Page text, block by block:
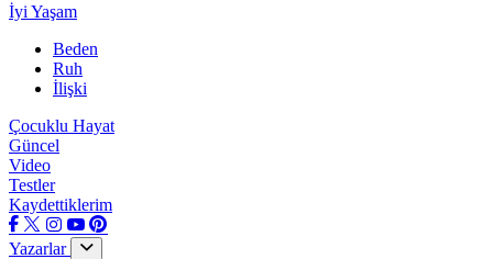
İyi Yaşam
Beden
Ruh
İlişki
Çocuklu Hayat
Güncel
Video
Testler
Kaydettiklerim
Yazarlar